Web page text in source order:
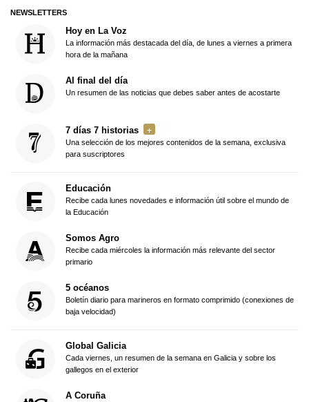
NEWSLETTERS
Hoy en La Voz
La información más destacada del día, de lunes a viernes a primera
hora de la mañana
Al final del día
Un resumen de las noticias que debes saber antes de acostarte
7 días 7 historias
Una selección de los mejores contenidos de la semana, exclusiva
para suscriptores
Educación
Recibe cada lunes novedades e información útil sobre el mundo de
la Educación
Somos Agro
Recibe cada miércoles la información más relevante del sector
primario
5 océanos
Boletín diario para marineros en formato comprimido (conexiones de
baja velocidad)
Global Galicia
Cada viernes, un resumen de la semana en Galicia y sobre los
gallegos en el exterior
A Coruña